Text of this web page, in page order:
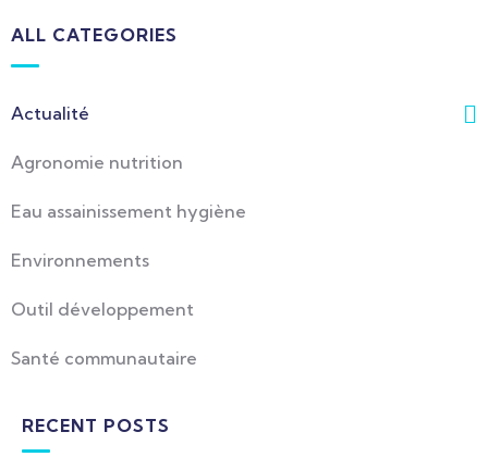
ALL CATEGORIES
Actualité
Agronomie nutrition
Eau assainissement hygiène
Environnements
Outil développement
Santé communautaire
RECENT POSTS